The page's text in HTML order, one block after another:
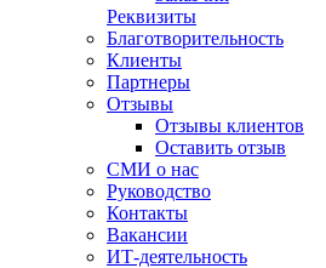
Реквизиты
Благотворительность
Клиенты
Партнеры
Отзывы
Отзывы клиентов
Оставить отзыв
СМИ о нас
Руководство
Контакты
Вакансии
ИТ-деятельность